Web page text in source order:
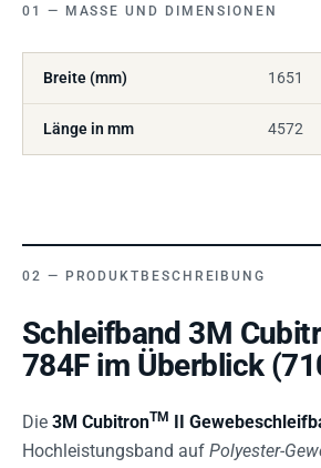
MASSE UND DIMENSIONEN
Breite (mm) 1651
Länge in mm 4572
PRODUKTBESCHREIBUNG
Schleifband 3M
784F im Überblick
Die 3M CubitronTM II
Hochleistungsband auf Polyester-